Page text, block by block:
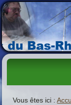
Vous êtes ici :